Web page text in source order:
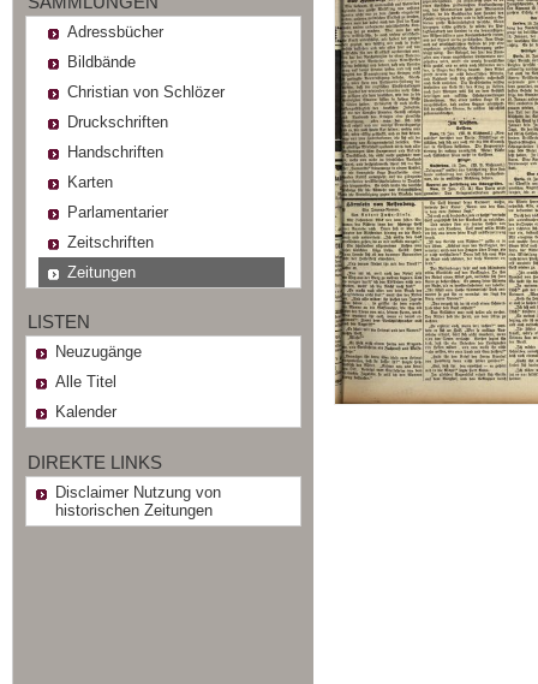
Adressbücher
Bildbände
Christian von Schlözer
Druckschriften
Handschriften
Karten
Parlamentarier
Zeitschriften
Zeitungen
LISTEN
Neuzugänge
Alle Titel
Kalender
DIREKTE LINKS
Disclaimer Nutzung von
historischen Zeitungen